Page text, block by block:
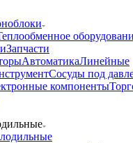
Запчасти
АвтоматикаЛинейные
Сосуды под
компоненты